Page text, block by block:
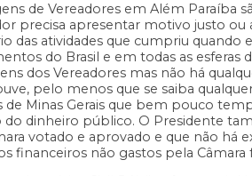
de Vereadores em Além Paraíba
precisa apresentar motivo justo
das atividades que cumpriu quando
do Brasil e em todas as
dos Vereadores mas não há
pelo menos que se saiba
de Minas Gerais que bem pouco
do dinheiro público. O Presidente
votado e aprovado e que não há
financeiros não gastos pela